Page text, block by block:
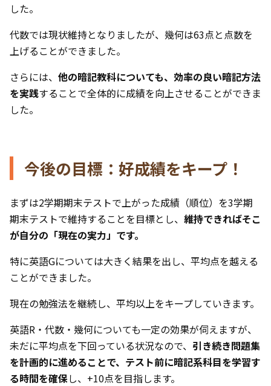
した。
代数では現状維持となりましたが、幾何は63点と点数を
上げることができました。
さらには、 他の暗記教科についても、効率の良い暗記方法
を実践することで全体的に成績を向上させることができま
した。
今後の目標：好成績をキープ！
まずは2学期期末テストで上がった成績（順位）を3学期
期末テストで維持することを目標とし、 維持できればそこ
が自分の「現在の実力」です。
特に英語Gについては大きく結果を出し、平均点を越える
ことができました。
現在の勉強法を継続し、平均以上をキープしていきます。
英語R・代数・幾何についても一定の効果が伺えますが、
未だに平均点を下回っている状況なので、 引き続き問題集
を計画的に進めることで、テスト前に暗記系科目を学習す
る時間を確保し、+10点を目指します。